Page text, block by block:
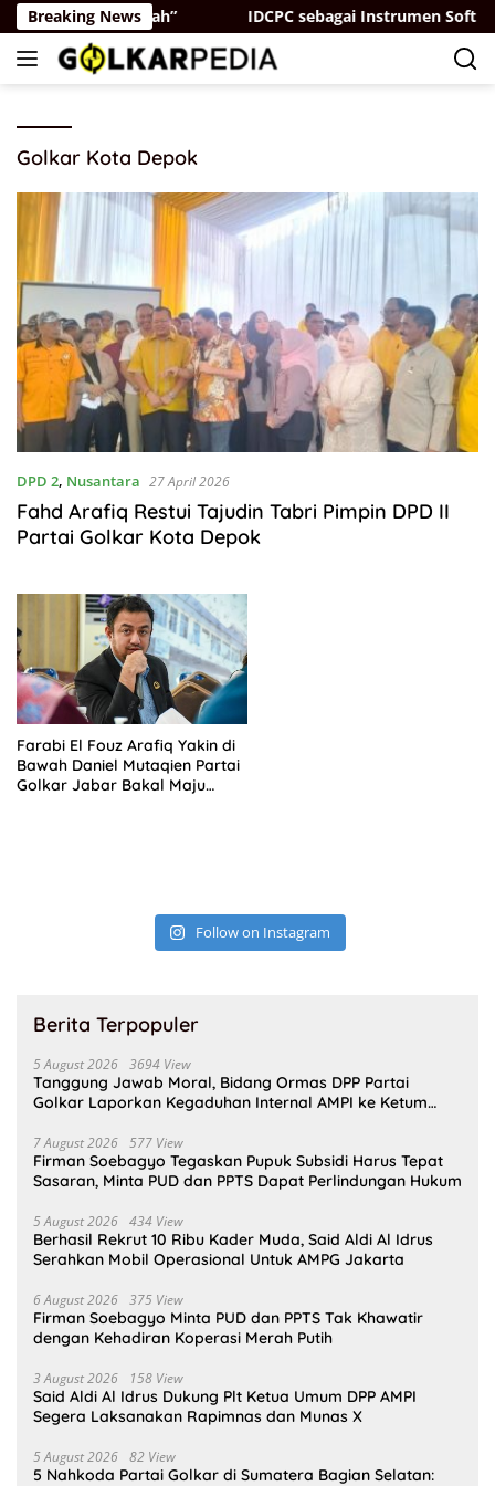
Skip
to
content
Breaking News
Ada yang “Parah” IDCPC sebagai Instrumen Soft
Golkar Kota Depok
DPD 2, Nusantara 27 April 2026
Fahd Arafiq Restui Tajudin Tabri Pimpin DPD II
Partai Golkar Kota Depok
Farabi El Fouz Arafiq Yakin di
Bawah Daniel Mutaqien Partai
Golkar Jabar Bakal Maju
Follow on Instagram
Berita Terpopuler
5 August 2026 3694 View
Tanggung Jawab Moral, Bidang Ormas DPP Partai
Golkar Laporkan Kegaduhan Internal AMPI ke Ketum
7 August 2026 577 View
Firman Soebagyo Tegaskan Pupuk Subsidi Harus Tepat
Sasaran, Minta PUD dan PPTS Dapat Perlindungan Hukum
5 August 2026 434 View
Berhasil Rekrut 10 Ribu Kader Muda, Said Aldi Al Idrus
Serahkan Mobil Operasional Untuk AMPG Jakarta
6 August 2026 375 View
Firman Soebagyo Minta PUD dan PPTS Tak Khawatir
dengan Kehadiran Koperasi Merah Putih
3 August 2026 158 View
Said Aldi Al Idrus Dukung Plt Ketua Umum DPP AMPI
Segera Laksanakan Rapimnas dan Munas X
5 August 2026 82 View
5 Nahkoda Partai Golkar di Sumatera Bagian Selatan: